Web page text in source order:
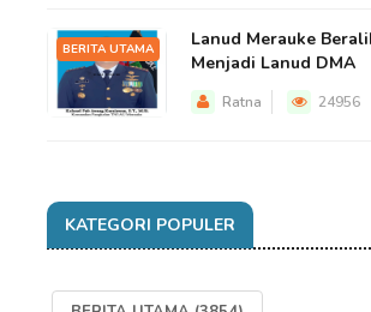
BERITA UTAMA
Lanud Merauke
Menjadi Lanud DMA
Ratna 24956
KATEGORI POPULER